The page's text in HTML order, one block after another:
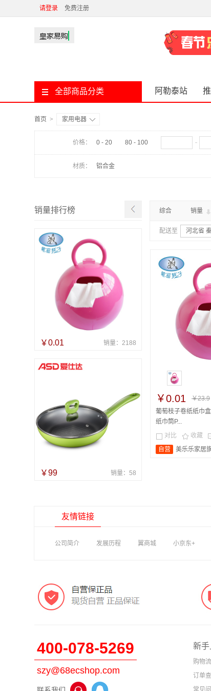
请登录 免费注册
全部商品分类 阿勒泰站
首页 > 家用电器
价格： 0 - 20 80 - 100
材质： 铝合金
销量排行榜
￥0.01 销量：2188
￥99 销量：58
综合 销量
配送至 河北省
￥0.01 ￥23.9
葡萄枝子卷纸纸巾
纸巾筒P...
对比  收藏
自营
美乐乐家居
友情链接
公司简介 发展历程 翼商城 小京东+
400-078-5269
szy@68ecshop.com
新
购物
订单
常见